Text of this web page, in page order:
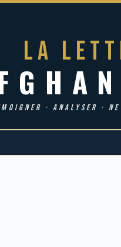
LA
· ANALYSER ·